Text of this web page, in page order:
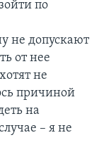
по
не допускают
от нее
не
причиной
на
– я не